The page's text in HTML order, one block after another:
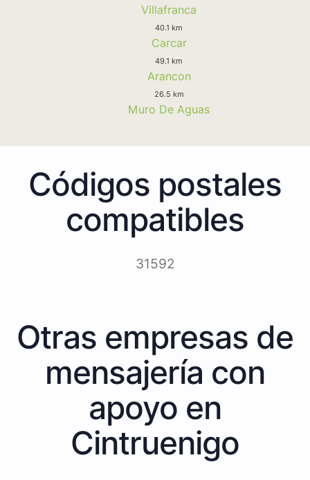
Villafranca
40.1 km
Carcar
49.1 km
Arancon
26.5 km
Muro De Aguas
Códigos postales
compatibles
31592
Otras empresas de
mensajería con
apoyo en
Cintruenigo